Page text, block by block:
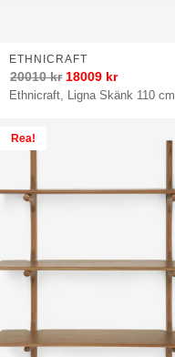
Ethnicraft, Ligna Skänk 110 cm
ETHNICRAFT
20010kr 18009 kr
Rea!